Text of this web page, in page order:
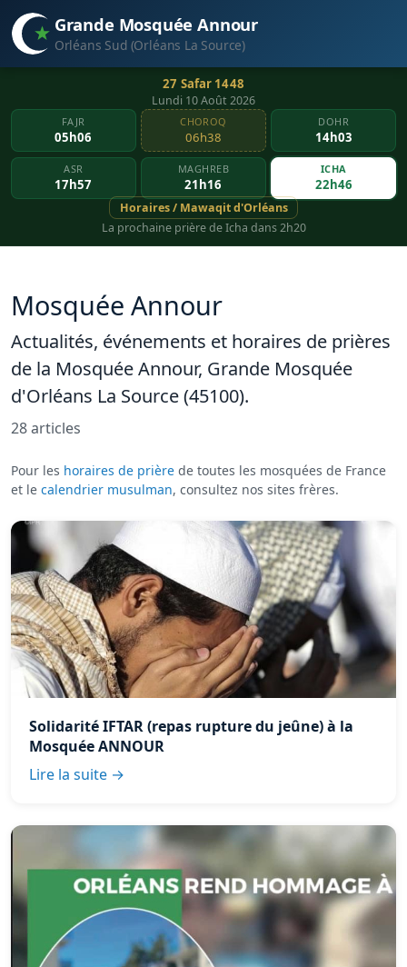
Grande Mosquée Annour
Orléans Sud (Orléans La Source)
27 Safar 1448
Lundi 10 Août 2026
FAJR
05h06
CHOROQ
06h38
DOHR
14h03
ASR
17h57
MAGHREB
21h16
ICHA
22h46
Horaires / Mawaqit d'Orléans
La prochaine prière de Icha dans 2h20
Mosquée Annour
Actualités, événements et horaires de prières
de la Mosquée Annour, Grande Mosquée
d'Orléans La Source (45100).
28 articles
Pour les horaires de prière de toutes les mosquées de France
et le calendrier musulman, consultez nos sites frères.
Solidarité IFTAR (repas rupture du jeûne) à la
Mosquée ANNOUR
Lire la suite →